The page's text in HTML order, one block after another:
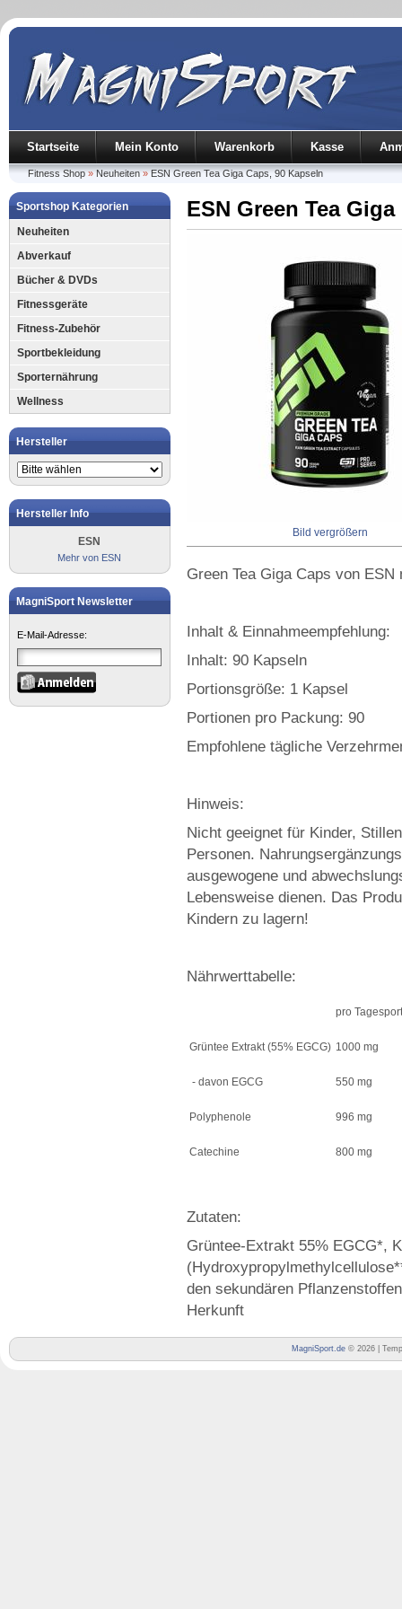
Startseite Mein Konto Warenkorb Kasse
Fitness Shop»Neuheiten»ESN Green Tea Giga Caps, 90 Kapseln
Sportshop Kategorien
Neuheiten
Abverkauf
Bücher & DVDs
Fitnessgeräte
Fitness-Zubehör
Sportbekleidung
Sporternährung
Wellness
Hersteller
Hersteller Info
ESN
Mehr von ESN
MagniSport Newsletter
E-Mail-Adresse:
ESN Green Tea
Bild vergrößern
Green Tea Giga Caps von
Inhalt & Einnahmeempfehlung:
Inhalt: 90 Kapseln
Portionsgröße: 1 Kapsel
Portionen pro Packung: 90
Empfohlene tägliche
Hinweis:
Nicht geeignet für Kinder,
Personen.
ausgewogene und
Lebensweise dienen. Das
Kindern zu lagern!
Nährwerttabelle:
pro
Grüntee Extrakt (55% EGCG) 1000 mg
- davon EGCG 550 mg
Polyphenole 996 mg
Catechine 800 mg
Zutaten:
Grüntee-Extrakt 55% EGCG*,
den sekundären
Herkunft
MagniSport.de © 2026 |